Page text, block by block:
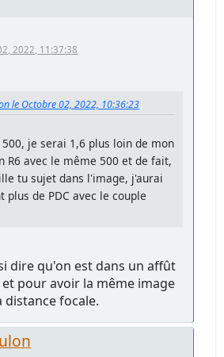
2022, 11:37:38
le Octobre 02, 2022, 10:36:23
500, je serai 1,6 plus loin de mon
R6 avec le même 500 et de fait,
tu sujet dans l'image, j'aurai
de PDC avec le couple
dire qu'on est dans un affût
pour avoir la même image
focale.